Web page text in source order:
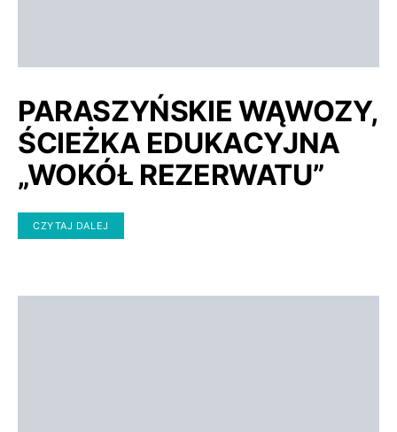
PARASZYŃSKIE WĄWOZY,
ŚCIEŻKA EDUKACYJNA
„WOKÓŁ REZERWATU”
CZYTAJ DALEJ